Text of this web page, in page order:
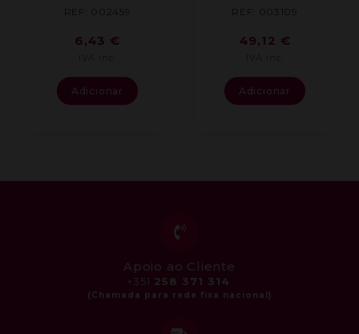
REF: 002459
6,43 €
Adicionar
REF: 003109
49,12 €
Adicionar
Apoio ao Cliente
+351 258 371 314